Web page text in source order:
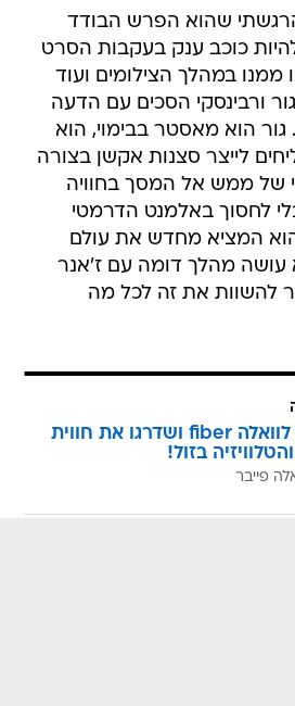
שהוא הפרש הבודד
כוכב ענק בעקבות הסרט
במהלך הצילומים ועוד
ורבינסקי הסכים עם הדעה
גור הוא מאסטר בבימוי, הוא
לייצר סצנות אקשן בצורה
של ממש אל המסך בחוויה
לחסוך באלמנט הדרמטי
הוא המציא מחדש את עולם
עושה מהלך דומה עם ז'אנר
להשוות את זה לכל מה
הצטרפו לוואלה fiber ושדרגו את חווית
בזול!
פייבר